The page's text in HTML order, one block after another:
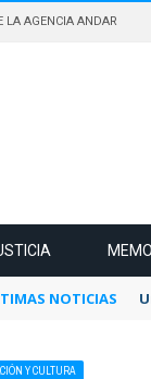
LA AGENCIA ANDAR
NOTICIAS
Y CULTURA